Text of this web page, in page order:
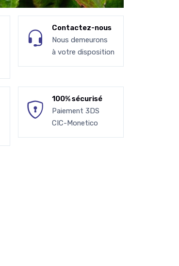
Contactez-nous
Nous demeurons
à votre disposition
100% sécurisé
Paiement 3DS
CIC-Monetico